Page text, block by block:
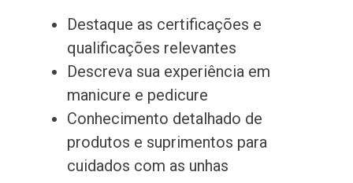
Destaque as certificações e
qualificações relevantes
Descreva sua experiência em
manicure e pedicure
Conhecimento detalhado de
produtos e suprimentos para
cuidados com as unhas